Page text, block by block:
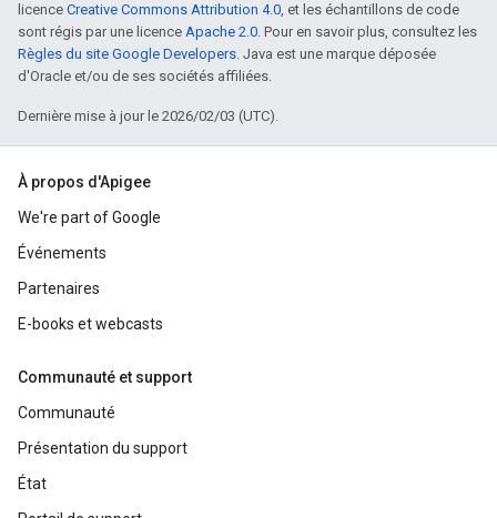
licence Creative Commons Attribution 4.0, et les échantillons de code
sont régis par une licence Apache 2.0. Pour en savoir plus, consultez les
Règles du site Google Developers. Java est une marque déposée
d'Oracle et/ou de ses sociétés affiliées.
Dernière mise à jour le 2026/02/03 (UTC).
À propos d'Apigee
We're part of Google
Événements
Partenaires
E-books et webcasts
Communauté et support
Communauté
Présentation du support
État